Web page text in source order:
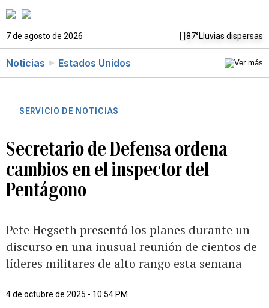
7 de agosto de 2026 87°Lluvias dispersas
Noticias Estados Unidos
SERVICIO DE NOTICIAS
Secretario de Defensa ordena
cambios en el inspector del
Pentágono
Pete Hegseth presentó los planes durante un
discurso en una inusual reunión de cientos de
líderes militares de alto rango esta semana
4 de octubre de 2025 - 10:54 PM